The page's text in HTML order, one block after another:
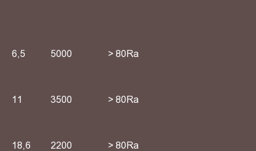
6,5 5000 > 80Ra
11 3500 > 80Ra
18,6 2200 > 80Ra